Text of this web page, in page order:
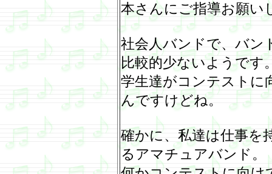
本さんにご指導お願い
社会人バンドで、バン
比較的少ないようです
学生達がコンテストに
んですけどね。
確かに、私達は仕事を
るアマチュアバンド。